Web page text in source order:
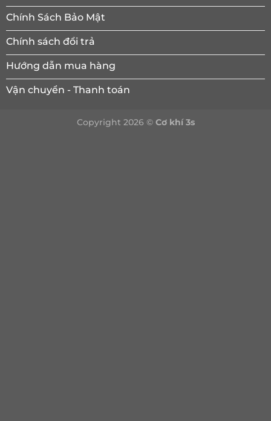
Chính Sách Bảo Mật
Chính sách đổi trả
Hướng dẫn mua hàng
Vận chuyển - Thanh toán
Copyright 2026 © Cơ khí 3s